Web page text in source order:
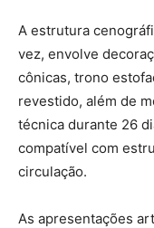
A estrutura
vez, envolve
cônicas, trono
revestido, além de
técnica durante 26
compatível com
circulação.
As apresentações